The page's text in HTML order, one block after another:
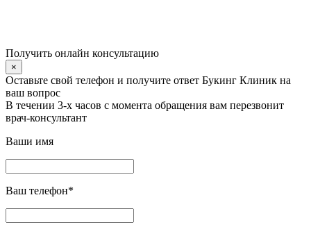
Получить онлайн консультацию
×
Оставьте свой телефон и получите ответ Букинг Клиник на
ваш вопрос
В течении 3-х часов с момента обращения вам перезвонит
врач-консультант
Ваши имя
Ваш телефон*